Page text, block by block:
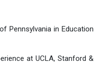
Pennsylvania in Education
at UCLA, Stanford &